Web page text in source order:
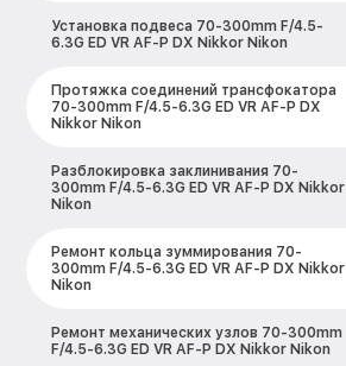
Установка подвеса 70-300mm F/4.5-
6.3G ED VR AF-P DX Nikkor Nikon
Протяжка соединений трансфокатора
70-300mm F/4.5-6.3G ED VR AF-P DX
Nikkor Nikon
Разблокировка заклинивания 70-
300mm F/4.5-6.3G ED VR AF-P DX Nikkor
Nikon
Ремонт кольца зуммирования 70-
300mm F/4.5-6.3G ED VR AF-P DX Nikkor
Nikon
Ремонт механических узлов 70-300mm
F/4.5-6.3G ED VR AF-P DX Nikkor Nikon